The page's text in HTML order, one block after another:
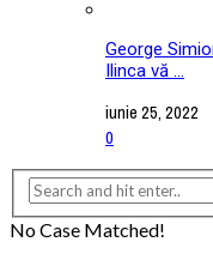
George
Ilinca vă ...
iunie 25, 2022
0
No Case Matched!